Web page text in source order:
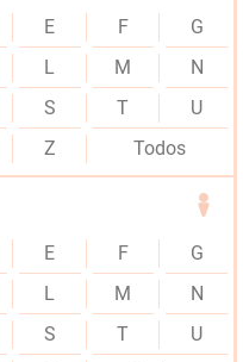
E F
G
L M
N
S T
U
Z Todos
E F
G
L M
N
S T
U